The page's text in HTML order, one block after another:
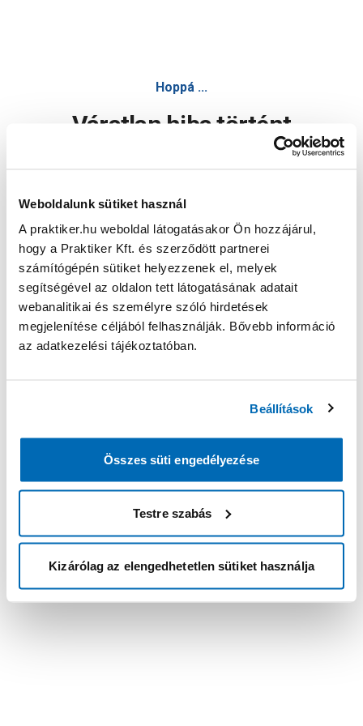
Weboldalunk sütiket használ
A praktiker.hu weboldal látogatásakor Ön hozzájárul,
hogy a Praktiker Kft. és szerződött partnerei
számítógépén sütiket helyezzenek el, melyek
segítségével az oldalon tett látogatásának adatait
webanalitikai és személyre szóló hirdetések
megjelenítése céljából felhasználják. Bővebb információ
az adatkezelési tájékoztatóban.
Beállítások
Összes süti engedélyezése
Testre szabás
Kizárólag az elengedhetetlen sütiket használja
Hoppá ...
Váratlan hiba történt
Oldal újratöltése